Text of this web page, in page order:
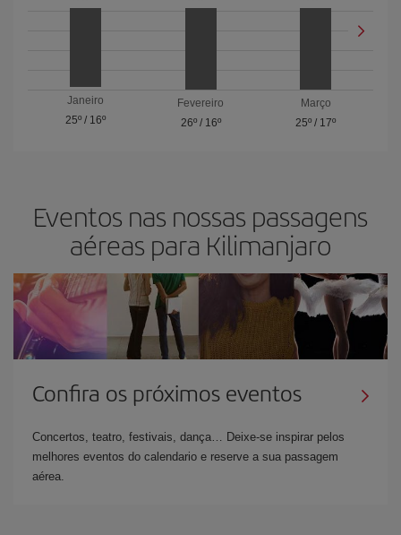
Janeiro
25º/ 16º
Fevereiro
26º/ 16º
Março
25º / 17º
Eventos nas nossas passagens
aéreas para Kilimanjaro
Confira os próximos eventos
Concertos, teatro, festivais, dança… Deixe-se inspirar pelos
melhores eventos do calendario e reserve a sua passagem
aérea.